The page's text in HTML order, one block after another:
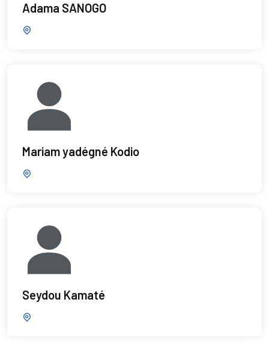
Adama SANOGO
Mariam yadégné Kodio
Seydou Kamaté